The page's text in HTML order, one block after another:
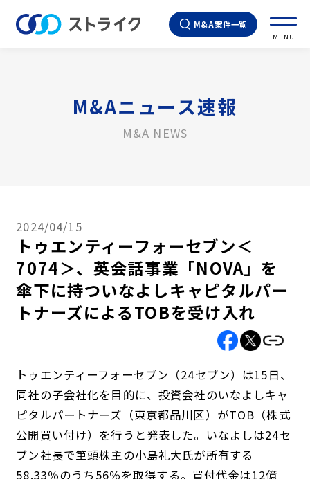
M&A案件一覧
MENU
M&Aニュース速報
M&A NEWS
2024/04/15
トゥエンティーフォーセブン＜
7074＞、英会話事業「NOVA」を
傘下に持ついなよしキャピタルパー
トナーズによるTOBを受け入れ
トゥエンティーフォーセブン（24セブン）は15日、
同社の子会社化を目的に、投資会社のいなよしキャ
ピタルパートナーズ（東京都品川区）がTOB（株式
公開買い付け）を行うと発表した。いなよしは24セ
ブン社長で筆頭株主の小島礼大氏が所有する
58.33％のうち56％を取得する。買付代金は12億